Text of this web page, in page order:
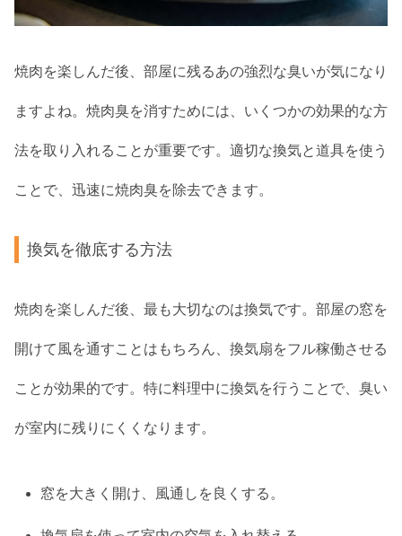
焼肉を楽しんだ後、部屋に残るあの強烈な臭いが気になり
ますよね。焼肉臭を消すためには、いくつかの効果的な方
法を取り入れることが重要です。適切な換気と道具を使う
ことで、迅速に焼肉臭を除去できます。
換気を徹底する方法
焼肉を楽しんだ後、最も大切なのは換気です。部屋の窓を
開けて風を通すことはもちろん、換気扇をフル稼働させる
ことが効果的です。特に料理中に換気を行うことで、臭い
が室内に残りにくくなります。
窓を大きく開け、風通しを良くする。